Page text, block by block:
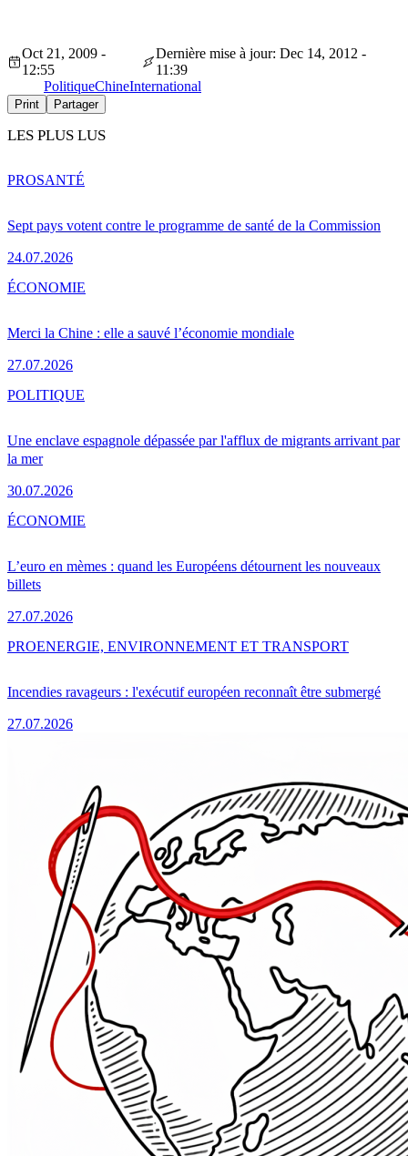
Oct 21, 2009 -
12:55
Dernière mise à jour: Dec 14, 2012 -
11:39
PolitiqueChineInternational
Print Partager
LES PLUS LUS
Sept pays votent contre le programme de santé de la Commission
24.07.2026
PROSANTÉ
Merci la Chine : elle a sauvé l’économie mondiale
27.07.2026
ÉCONOMIE
Une enclave espagnole dépassée par l'afflux de migrants arrivant par
la mer
30.07.2026
POLITIQUE
L’euro en mèmes : quand les Européens détournent les nouveaux
billets
27.07.2026
ÉCONOMIE
Incendies ravageurs : l'exécutif européen reconnaît être submergé
27.07.2026
PROENERGIE, ENVIRONNEMENT ET TRANSPORT